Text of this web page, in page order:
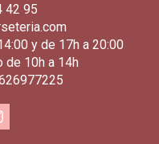
42 95
y de 17h a 20:00
de 10h a 14h